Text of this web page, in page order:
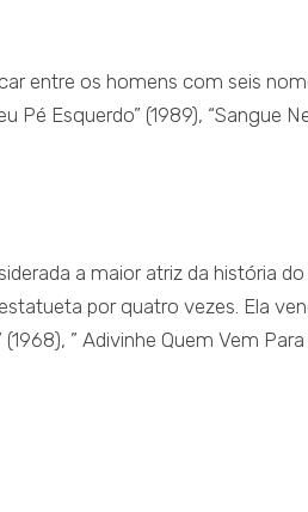
entre os homens com seis
Esquerdo” (1989), “Sangue
a maior atriz da história
por quatro vezes. Ela
” Adivinhe Quem Vem Para